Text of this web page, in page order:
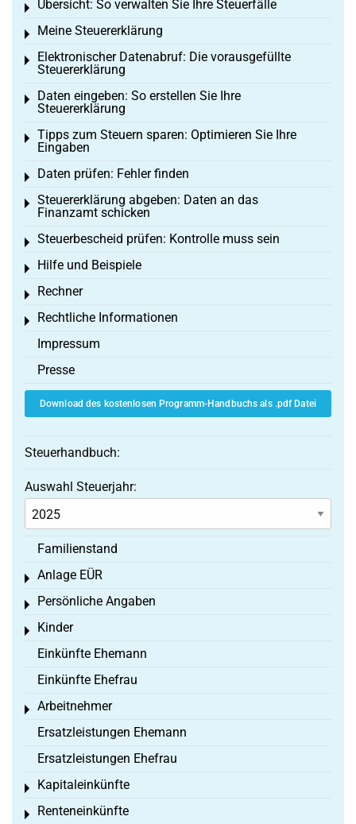
Übersicht: So verwalten Sie Ihre Steuerfälle
Toggle menu
Meine Steuererklärung
Toggle menu
Elektronischer Datenabruf: Die vorausgefüllte
Steuererklärung
Toggle menu
Daten eingeben: So erstellen Sie Ihre
Steuererklärung
Toggle menu
Tipps zum Steuern sparen: Optimieren Sie Ihre
Eingaben
Toggle menu
Daten prüfen: Fehler finden
Toggle menu
Steuererklärung abgeben: Daten an das
Finanzamt schicken
Toggle menu
Steuerbescheid prüfen: Kontrolle muss sein
Toggle menu
Hilfe und Beispiele
Toggle menu
Rechner
Toggle menu
Rechtliche Informationen
Toggle menu
Impressum
Presse
Download des kostenlosen Programm-Handbuchs als .pdf Datei
Steuerhandbuch:
Auswahl Steuerjahr:
Familienstand
Anlage EÜR
Toggle menu
Persönliche Angaben
Toggle menu
Kinder
Toggle menu
Einkünfte Ehemann
Einkünfte Ehefrau
Arbeitnehmer
Toggle menu
Ersatzleistungen Ehemann
Ersatzleistungen Ehefrau
Kapitaleinkünfte
Toggle menu
Renteneinkünfte
Toggle menu